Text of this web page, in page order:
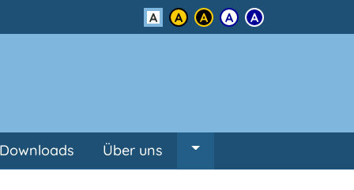
Kontrast
Downloads Über uns